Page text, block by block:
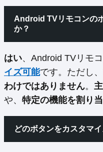
Android TVリモコンの
か？
はい、Android TVリモ
イズ可能です。ただし、
わけではありません。
や、 特定の機能を割り
どのボタンをカスタマ